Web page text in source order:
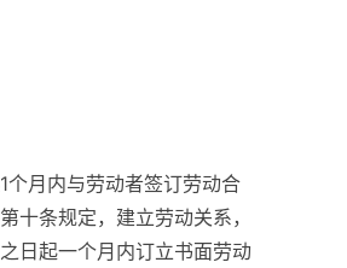
月内与劳动者签订劳动合
十条规定，建立劳动关系，
日起一个月内订立书面劳动